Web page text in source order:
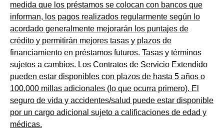
medida que los préstamos se colocan con bancos que
informan, los pagos realizados regularmente según lo
acordado generalmente mejorarán los puntajes de
crédito y permitirán mejores tasas y plazos de
financiamiento en préstamos futuros. Tasas y términos
sujetos a cambios. Los Contratos de Servicio Extendido
pueden estar disponibles con plazos de hasta 5 años o
100,000 millas adicionales (lo que ocurra primero). El
seguro de vida y accidentes/salud puede estar disponible
por un cargo adicional sujeto a calificaciones de edad y
médicas.